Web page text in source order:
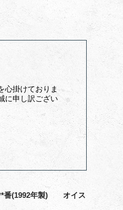
心掛けておりま
に申し訳ござい
(1992年製) オイス